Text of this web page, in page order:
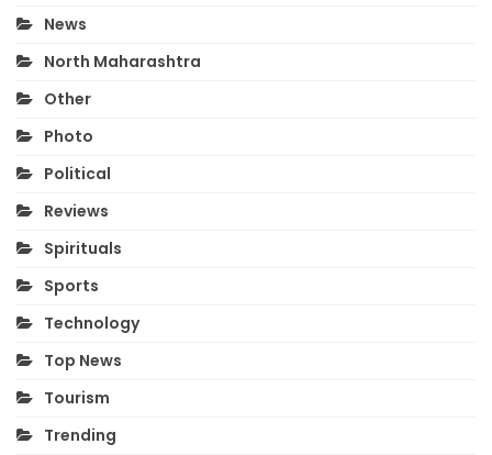
News
North Maharashtra
Other
Photo
Political
Reviews
Spirituals
Sports
Technology
Top News
Tourism
Trending